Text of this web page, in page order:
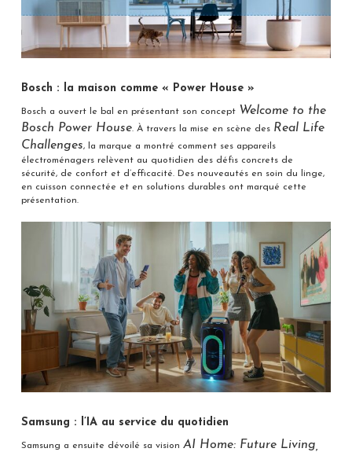
Bosch : la maison comme « Power House »
Bosch a ouvert le bal en présentant son concept Welcome to the
Bosch Power House. À travers la mise en scène des Real Life
Challenges, la marque a montré comment ses appareils
électroménagers relèvent au quotidien des défis concrets de
sécurité, de confort et d’efficacité. Des nouveautés en soin du linge,
en cuisson connectée et en solutions durables ont marqué cette
présentation.
Samsung : l’IA au service du quotidien
Samsung a ensuite dévoilé sa vision AI Home: Future Living,